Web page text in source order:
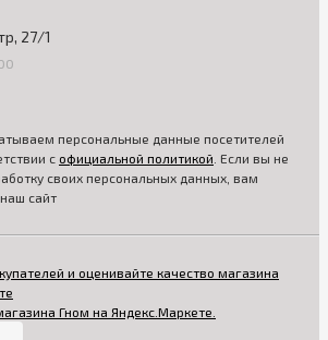
27/1
персональные данные посетителей
с официальной политикой . Если вы не
своих персональных данных, вам
сайт